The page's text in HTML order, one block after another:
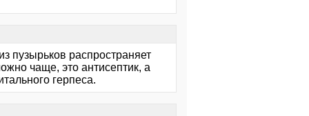
пузырьков распространяет
чаще, это антисептик, а
герпеса.